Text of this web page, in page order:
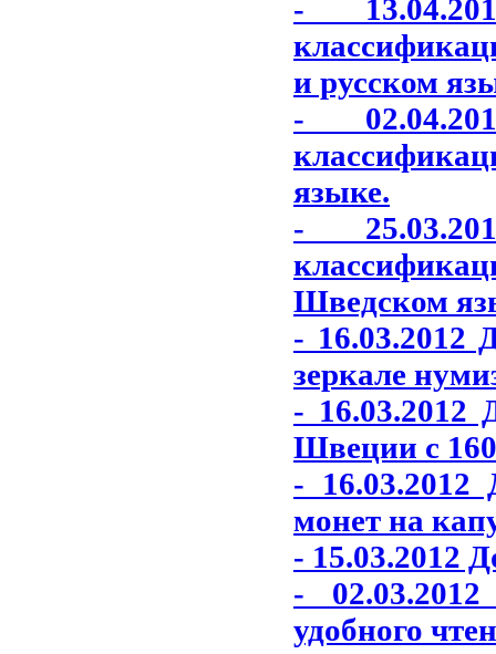
-
и русском
-
языке.
-
Шведском
- 16.03.2012
зеркале
- 16.03.2012
Швеции с
-
монет на
- 15.03.2012
-
удобного